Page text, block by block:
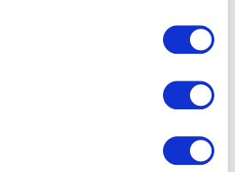
– Giuffre 2004
degli operatori del
dei servizi per l’impiego) realizzata